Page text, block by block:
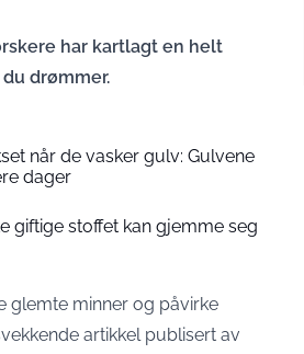
har kartlagt en helt
drømmer.
når de vasker gulv: Gulvene
dager
giftige stoffet kan gjemme seg
glemte minner og påvirke
artikkel publisert av